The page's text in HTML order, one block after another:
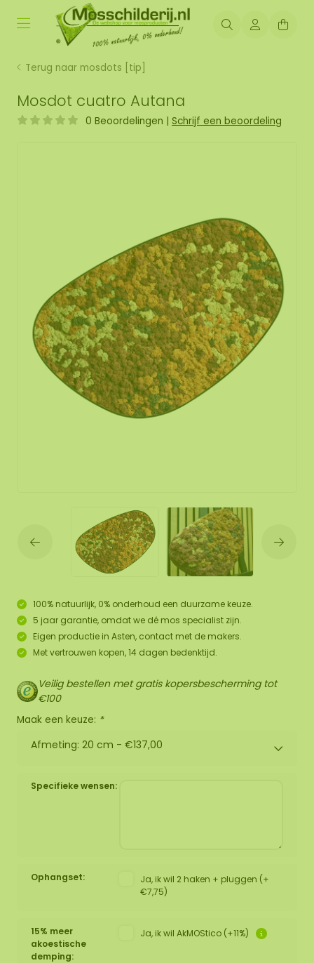
Terug naar mosdots [tip]
Mosdot cuatro Autana
0 Beoordelingen | Schrijf een beoordeling
100% natuurlijk, 0% onderhoud een duurzame keuze.
5 jaar garantie, omdat we dé mos specialist zijn.
Eigen productie in Asten, contact met de makers.
Met vertrouwen kopen, 14 dagen bedenktijd.
Veilig bestellen met gratis kopersbescherming tot
€100
Maak een keuze: *
Afmeting: 20 cm - €137,00
Specifieke wensen:
Ophangset:
Ja, ik wil 2 haken + pluggen (+
€7,75)
15% meer
akoestische
demping:
Ja, ik wil AkMOStico (+11%)